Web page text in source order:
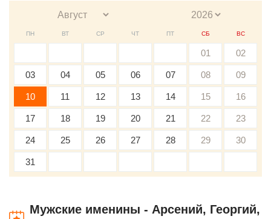
ПН ВТ СР ЧТ ПТ СБ ВС
01 02
03 04 05 06 07 08 09
10 11 12 13 14 15 16
17 18 19 20 21 22 23
24 25 26 27 28 29 30
31
Мужские именины - Арсений, Георгий,